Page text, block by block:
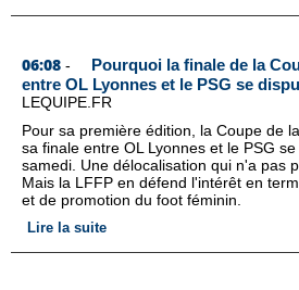
06:08 -
Pourquoi la finale de la
entre OL Lyonnes et le PSG se
LEQUIPE.FR
Pour sa première édition, la Coupe de
sa finale entre OL Lyonnes et le PSG
samedi. Une délocalisation qui n'a pas
Mais la LFFP en défend l'intérêt en
et de promotion du foot féminin.
Lire la suite